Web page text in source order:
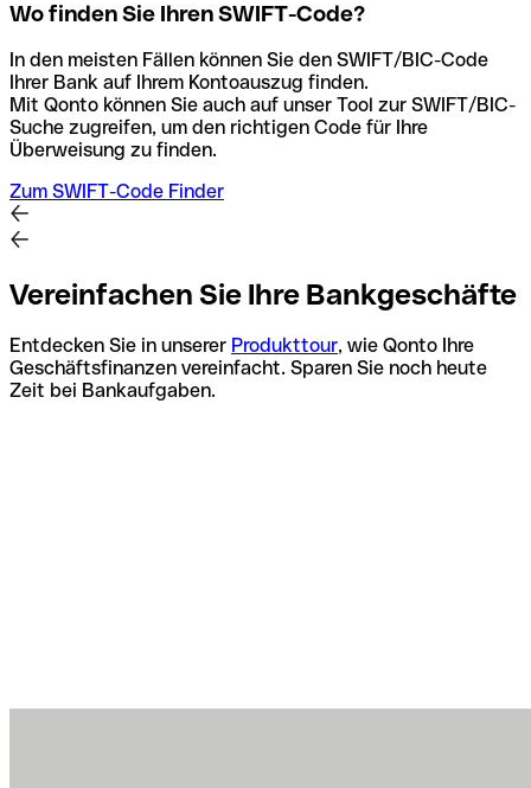
Wo finden Sie Ihren SWIFT-Code?
In den meisten Fällen können Sie den SWIFT/BIC-Code
Ihrer Bank auf Ihrem Kontoauszug finden.
Mit Qonto können Sie auch auf unser Tool zur SWIFT/BIC-
Suche zugreifen, um den richtigen Code für Ihre
Überweisung zu finden.
Zum SWIFT-Code Finder
Vereinfachen Sie Ihre Bankgeschäfte
Entdecken Sie in unserer Produkttour, wie Qonto Ihre
Geschäftsfinanzen vereinfacht. Sparen Sie noch heute
Zeit bei Bankaufgaben.